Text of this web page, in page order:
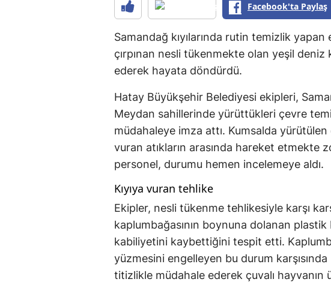
Facebook'ta Paylaş
Samandağ kıyılarında rutin temizlik
çırpınan nesli tükenmekte olan yeşil deniz
ederek hayata döndürdü.
Hatay Büyükşehir Belediyesi ekipleri,
Meydan sahillerinde yürüttükleri çevre
müdahaleye imza attı. Kumsalda yürütülen
vuran atıkların arasında hareket etmekte
personel, durumu hemen incelemeye aldı.
Kıyıya vuran tehlike
Ekipler, nesli tükenme tehlikesiyle karşı
kaplumbağasının boynuna dolanan
kabiliyetini kaybettiğini tespit etti.
yüzmesini engelleyen bu durum
titizlikle müdahale ederek çuvalı hayvanın